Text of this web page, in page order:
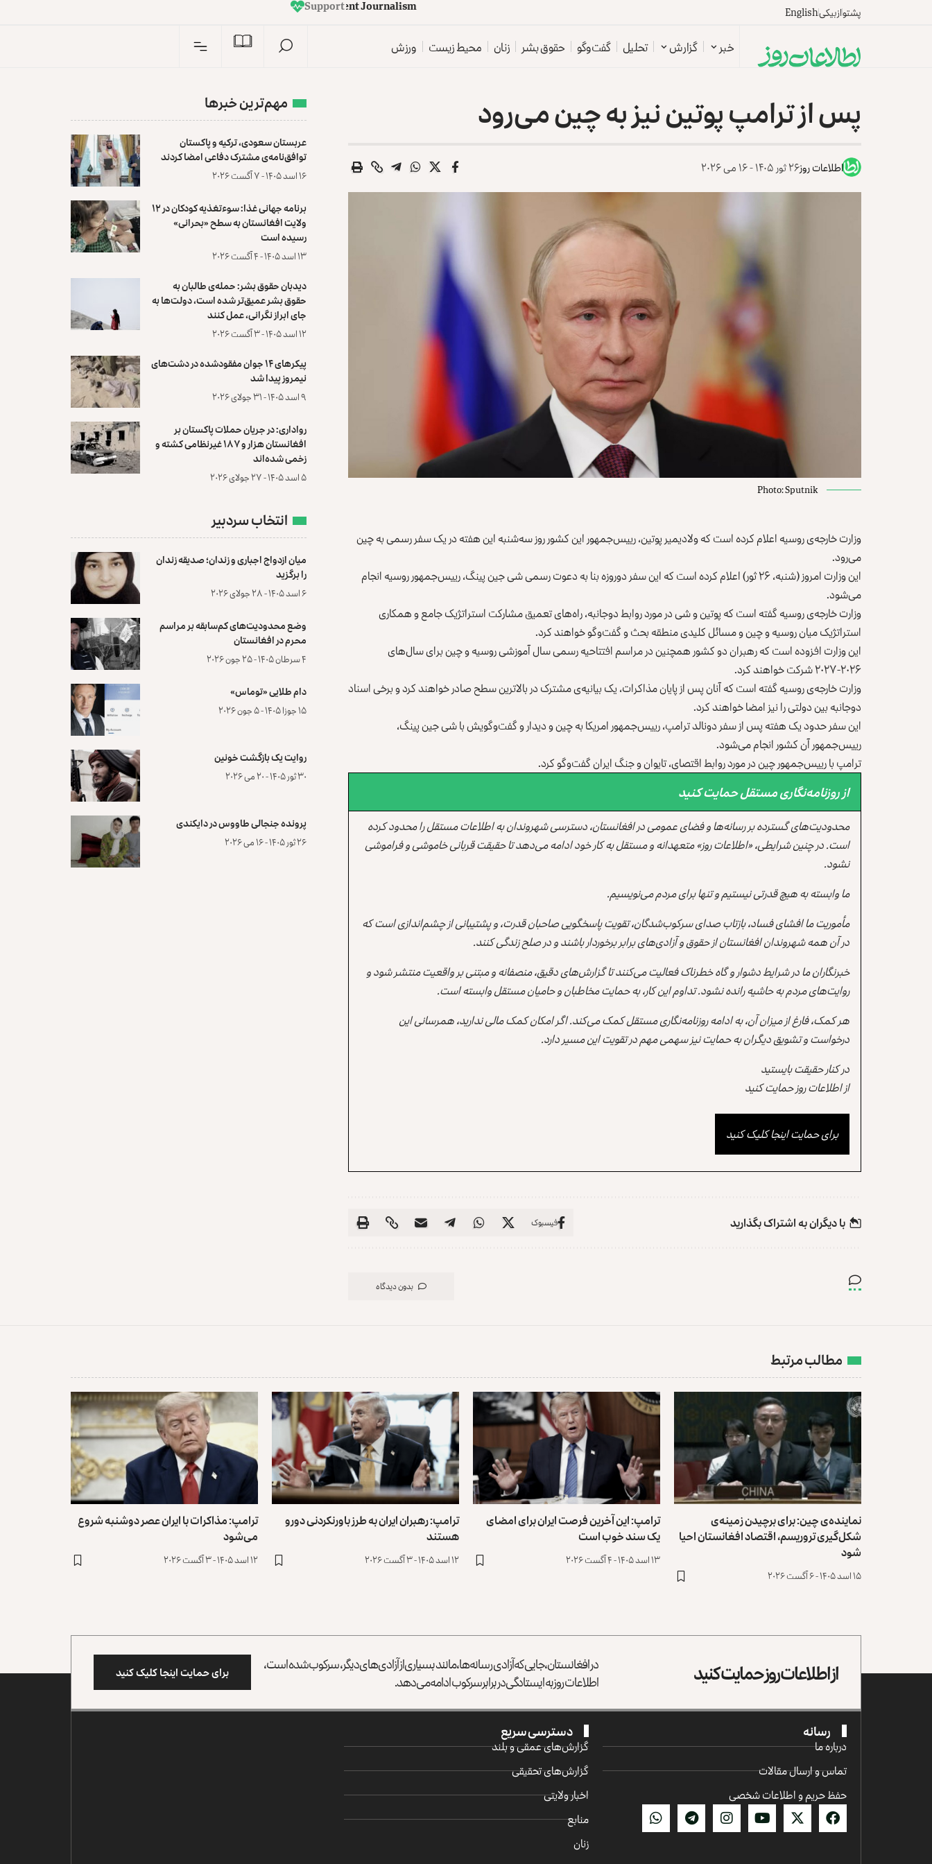
پشتوازبیکیEnglish
m
s
i
l
a
n
r
u
o
J
t
n
e
d
n
e
p
e
d
n
I Support
خبر گزارش تحلیل گفت‌وگو حقوق بشر زنان محیط زیست ورزش
پس از ترامپ پوتین نیز به چین می‌رود
اطلاعات روز۲۶ ثور ۱۴۰۵ - ۱۶ می ۲۰۲۶
Photo: Sputnik
وزارت خارجه‌ی روسیه اعلام کرده است که ولادیمیر پوتین، رییس‌جمهور این کشور روز سه‌شنبه این هفته در یک سفر رسمی به چین
می‌رود.
این وزارت امروز (شنبه، ۲۶ ثور) اعلام کرده است که این سفر دوروزه بنا به دعوت رسمی شی جین پینگ، رییس‌جمهور روسیه انجام
می‌شود.
وزارت‌ خارجه‌ی روسیه گفته است که پوتین و شی در مورد روابط دوجانبه، راه‌های تعمیق مشارکت استراتژیک جامع و همکاری
استراتژیک میان روسیه و چین و مسائل کلیدی منطقه بحث و گفت‌وگو خواهند کرد.
این وزارت افزوده است که رهبران دو کشور همچنین در مراسم افتتاحیه رسمی سال آموزشی روسیه و چین برای سال‌های
۲۰۲۶-۲۰۲۷ شرکت خواهند کرد.
وزارت خارجه‌ی روسیه گفته است که آنان پس از پایان مذاکرات، یک بیانیه‌ی مشترک در بالاترین سطح صادر خواهند کرد و برخی اسناد
دوجانبه بین دولتی را نیز امضا خواهند کرد.
این سفر حدود یک هفته پس از سفر دونالد ترامپ، رییس‌جمهور امریکا به چین و دیدار و گفت‌وگویش با شی جین پینگ،
رییس‌جمهور آن کشور انجام می‌شود.
ترامپ با رییس‌جمهور چین در مورد روابط اقتصای، تایوان و جنگ ایران گفت‌وگو کرد.
از روزنامه‌نگاری مستقل حمایت کنید
محدودیت‌های گسترده بر رسانه‌ها و فضای عمومی در افغانستان، دسترسی شهروندان به اطلاعات مستقل را محدود کرده
است. در چنین شرایطی، «اطلاعات روز» متعهدانه و مستقل به کار خود ادامه می‌دهد تا حقیقت قربانی خاموشی و فراموشی
نشود.
ما وابسته به هیچ قدرتی نیستیم و تنها برای مردم می‌نویسیم.
مأموریت ما افشای فساد، بازتاب صدای سرکوب‌شدگان، تقویت پاسخگویی صاحبان قدرت، و پشتیبانی از چشم‌اندازی است که
در آن همه شهروندان افغانستان از حقوق و آزادی‌های برابر برخوردار باشند و در صلح زندگی کنند.
خبرنگاران ما در شرایط دشوار و گاه خطرناک فعالیت می‌کنند تا گزارش‌های دقیق، منصفانه و مبتنی بر واقعیت منتشر شود و
روایت‌های مردم به حاشیه رانده نشود. تداوم این کار، به حمایت مخاطبان و حامیان مستقل وابسته است.
هر کمک، فارغ از میزان آن، به ادامه روزنامه‌نگاری مستقل کمک می‌کند. اگر امکان کمک مالی ندارید، همرسانی این
درخواست و تشویق دیگران به حمایت نیز سهمی مهم در تقویت این مسیر دارد.
در کنار حقیقت بایستید
از اطلاعات روز حمایت کنید
برای حمایت اینجا کلیک کنید
با دیگران به‌‌ اشتراک بگذارید فیسبوک
بدون دیدگاه
مهم‌ترین خبرها
عربستان سعودی، ترکیه و پاکستان
توافق‌نامه‌ی مشترک دفاعی امضا کردند
۱۶ اسد ۱۴۰۵ - ۷ آگست ۲۰۲۶
برنامه جهانی غذا: سوءتغذیه کودکان در ۱۲
ولایت افغانستان به سطح «بحرانی»
رسیده است
۱۳ اسد ۱۴۰۵ - ۴ آگست ۲۰۲۶
دیدبان حقوق بشر: حمله‌ی طالبان به
حقوق بشر عمیق‌تر شده است، دولت‌ها به
جای ابراز نگرانی، عمل کنند
۱۲ اسد ۱۴۰۵ - ۳ آگست ۲۰۲۶
پیکرهای ۱۴ جوان مفقودشده در دشت‌های
نیمروز پیدا شد
۹ اسد ۱۴۰۵ - ۳۱ جولای ۲۰۲۶
رواداری: در جریان حملات پاکستان بر
افغانستان هزار و ۱۸۷ غیرنظامی کشته و
زخمی شده‌اند
۵ اسد ۱۴۰۵ - ۲۷ جولای ۲۰۲۶
انتخاب سردبیر
میان ازدواج اجباری و زندان؛ صدیقه زندان
را برگزید
۶ اسد ۱۴۰۵ - ۲۸ جولای ۲۰۲۶
وضع محدودیت‌های کم‌سابقه بر مراسم
محرم در افغانستان
۴ سرطان ۱۴۰۵ - ۲۵ جون ۲۰۲۶
دام طلایی «توماس»
۱۵ جوزا ۱۴۰۵ - ۵ جون ۲۰۲۶
روایت یک بازگشت خونین
۳۰ ثور ۱۴۰۵ - ۲۰ می ۲۰۲۶
پرونده‌ جنجالی طاووس در دایکندی
۲۶ ثور ۱۴۰۵ - ۱۶ می ۲۰۲۶
مطالب مرتبط
نماینده‌ی چین: برای برچیدن زمینه‌ی
شکل‌گیری تروریسم، اقتصاد افغانستان احیا
شود
۱۵ اسد ۱۴۰۵ - ۶ آگست ۲۰۲۶
ترامپ: این آخرین فرصت ایران برای امضای
یک سند خوب است
۱۳ اسد ۱۴۰۵ - ۴ آگست ۲۰۲۶
ترامپ: رهبران ایران به طرز باورنکردنی دورو
هستند
۱۲ اسد ۱۴۰۵ - ۳ آگست ۲۰۲۶
ترامپ: مذاکرات با ایران عصر دوشنبه شروع
می‌شود
۱۲ اسد ۱۴۰۵ - ۳ آگست ۲۰۲۶
از اطلاعات روز حمایت کنید در افغانستان، جایی که آزادی رسانه‌ها، مانند بسیاری از آزادی‌های دیگر، سرکوب شده است،
اطلاعات روز به ایستادگی در برابر سرکوب ادامه می‌دهد. برای حمایت اینجا کلیک کنید
رسانه
درباره ما
تماس و ارسال مقالات
حفظ حریم و اطلاعات شخصی
دسترسی سریع
گزارش‌‌های عمقی و بلند
گزارش‌های تحقیقی
اخبار ولایتی
منابع
زنان